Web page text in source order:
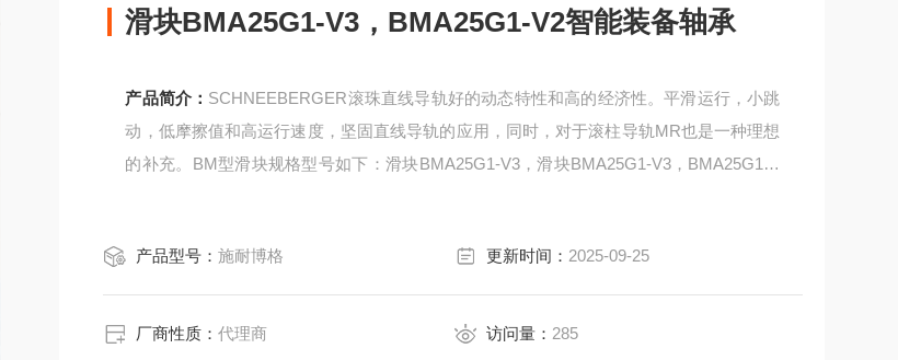
滑块BMA25G1-V3，BMA25G1-V2智能装备轴承
产品简介： SCHNEEBERGER滚珠直线导轨好的动态特性和高的经济性。平滑运行，小跳
动，低摩擦值和高运行速度，坚固直线导轨的应用，同时，对于滚柱导轨MR也是一种理想
的补充。BM型滑块规格型号如下：滑块BMA25G1-V3，滑块BMA25G1-V3，BMA25G1-V
产品型号：施耐博格 更新时间： 2025-09-25
厂商性质：代理商 访问量： 285